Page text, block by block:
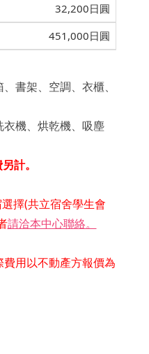
32,200日圓
451,000日圓
書架、空調、衣櫃、
機、烘乾機、吸塵
計。
擇(共立宿舍學生會
請洽本中心聯絡。
費用以不動產方報價為